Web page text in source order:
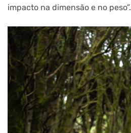
impacto na dimensão e no peso”.